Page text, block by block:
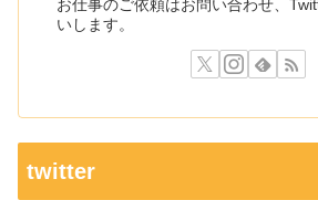
お仕事のご依頼はお問い合わせ、
いします。
twitter